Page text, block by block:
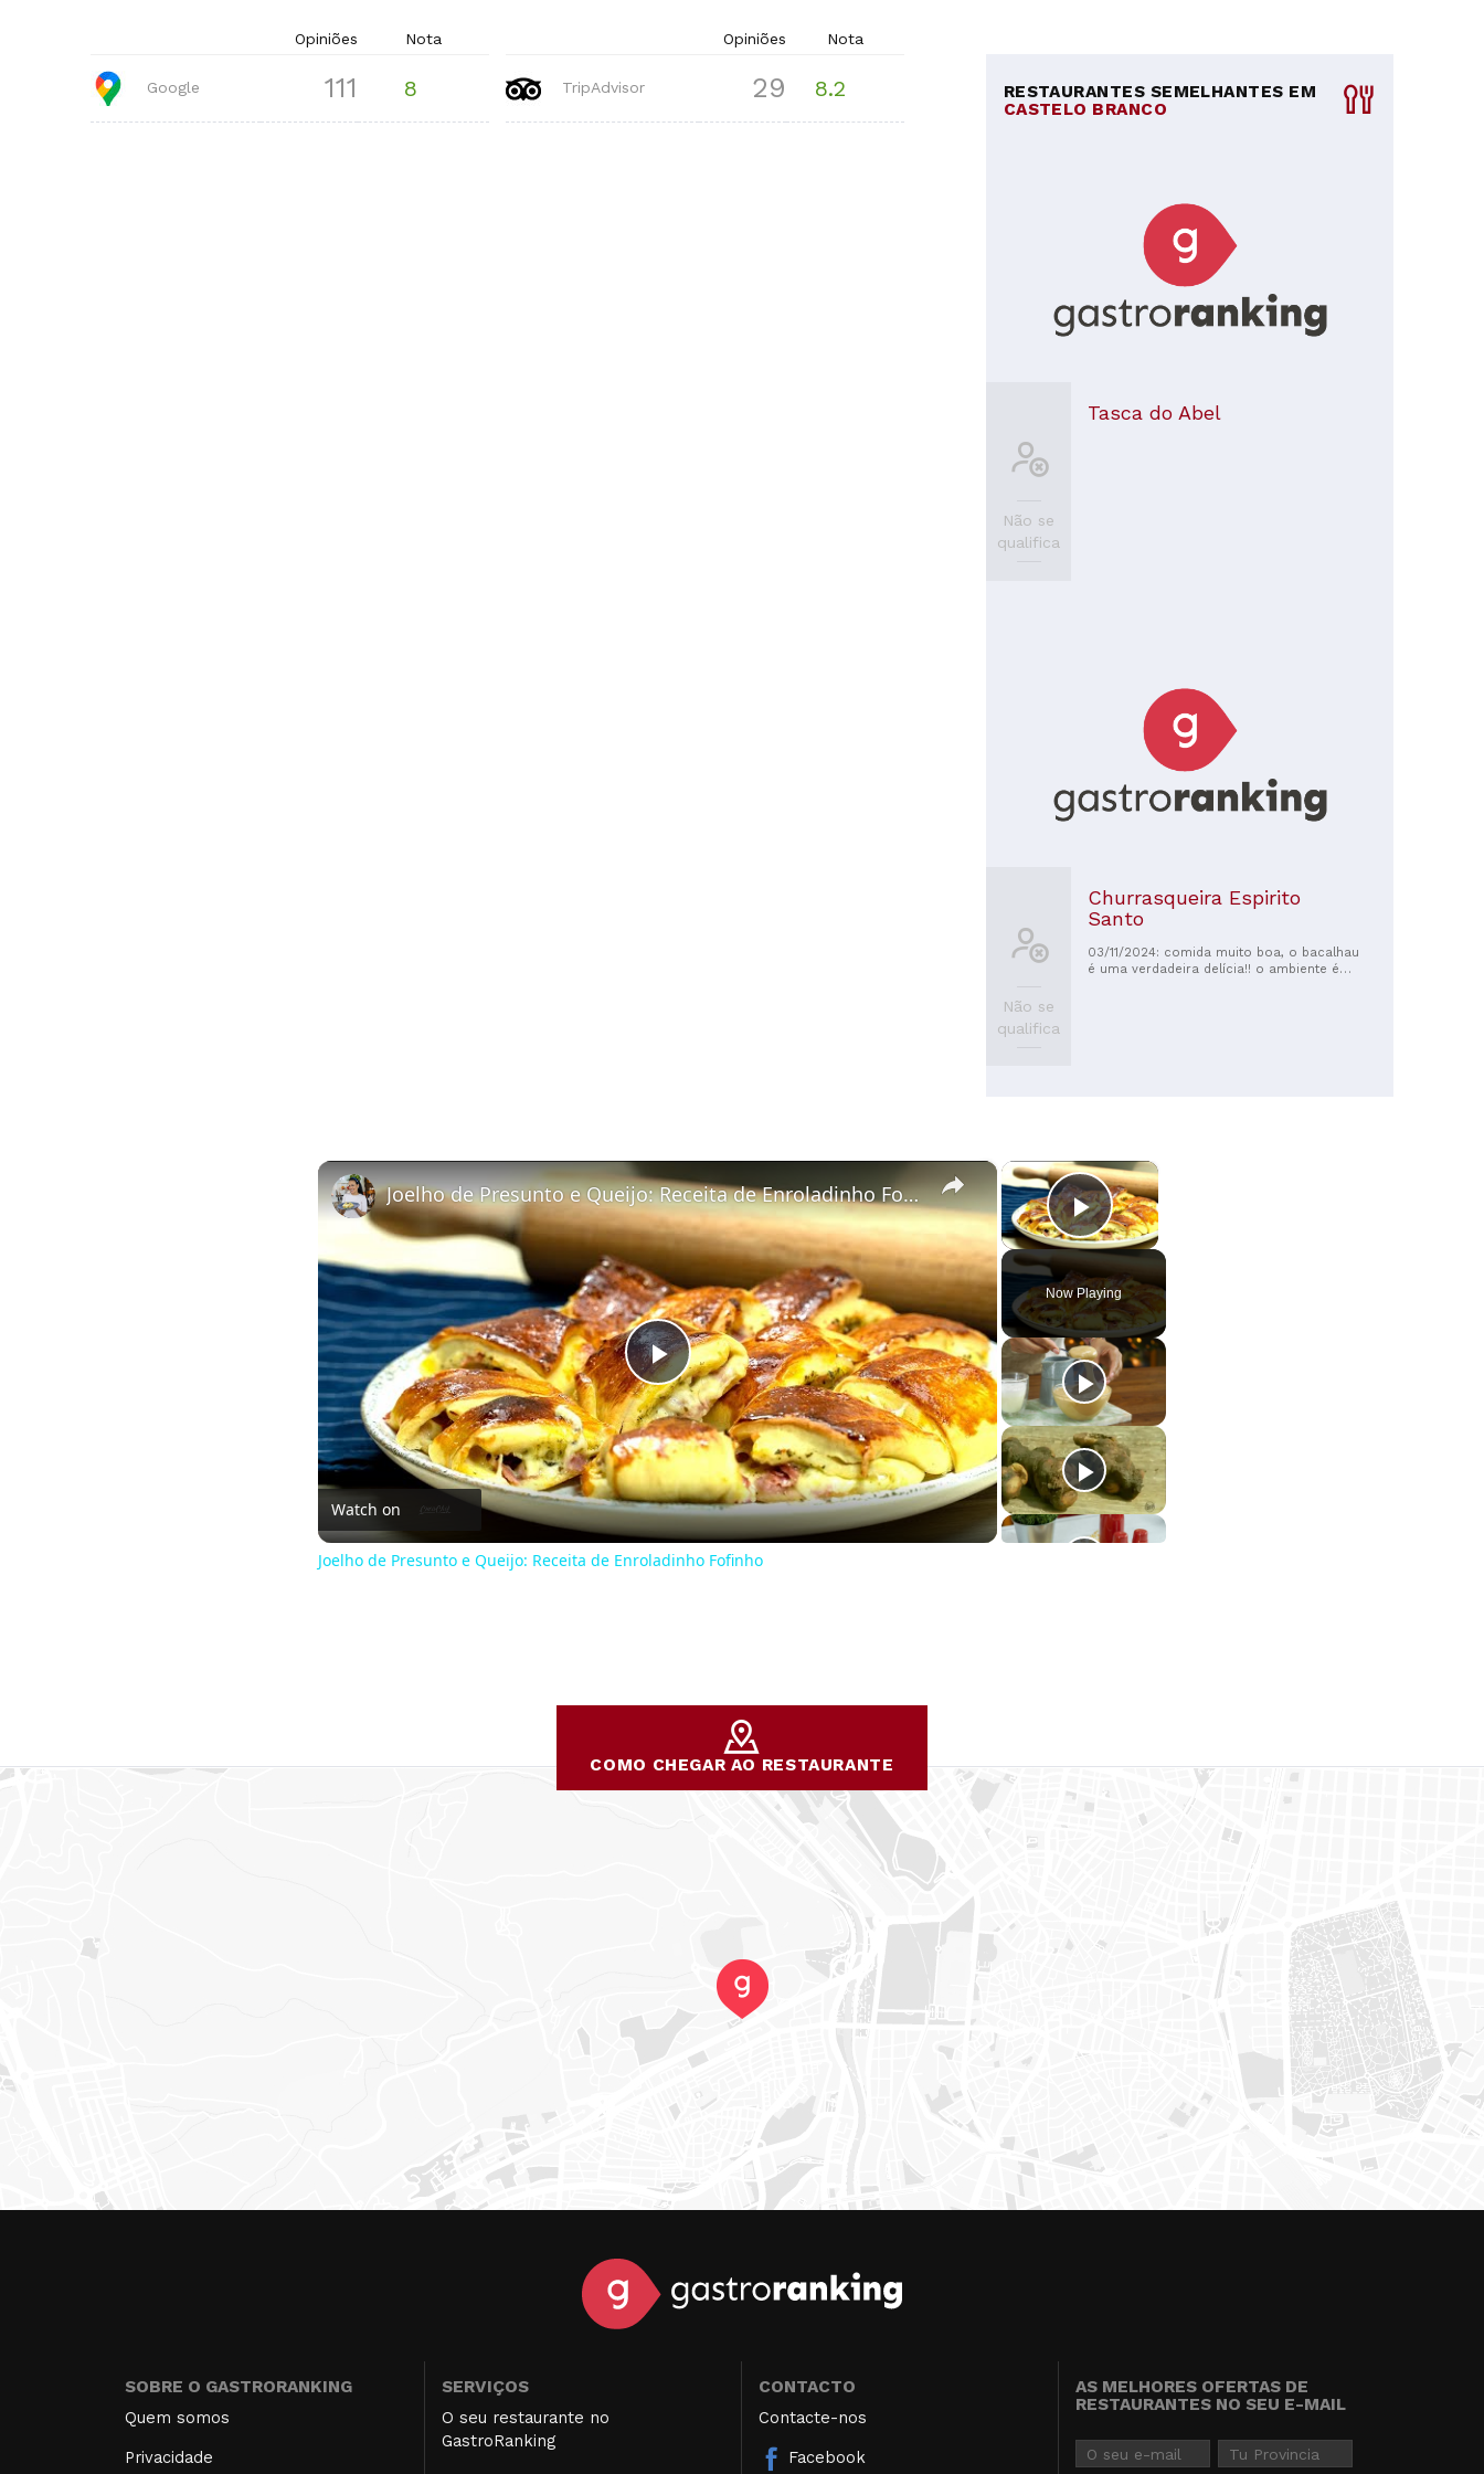
Opiniões Nota
Google 111 8
Opiniões Nota
TripAdvisor 29 8.2
RESTAURANTES SEMELHANTES EM
CASTELO BRANCO
Não se
qualifica
Tasca do Abel
Não se
qualifica
Churrasqueira Espirito
Santo
03/11/2024: comida muito boa, o bacalhau
é uma verdadeira delícia!! o ambiente é
×
Play Video
Now Playing
×
Play
Video
Joelho de Presunto e Queijo: Receita de Enroladinho Fofinho
Watch on
Joelho de Presunto e Queijo: Receita de Enroladinho Fofinho
COMO CHEGAR AO RESTAURANTE
SOBRE O GASTRORANKING
Quem somos
Privacidade
SERVIÇOS
O seu restaurante no
GastroRanking
CONTACTO
Contacte-nos
Facebook
AS MELHORES OFERTAS DE
RESTAURANTES NO SEU E-MAIL